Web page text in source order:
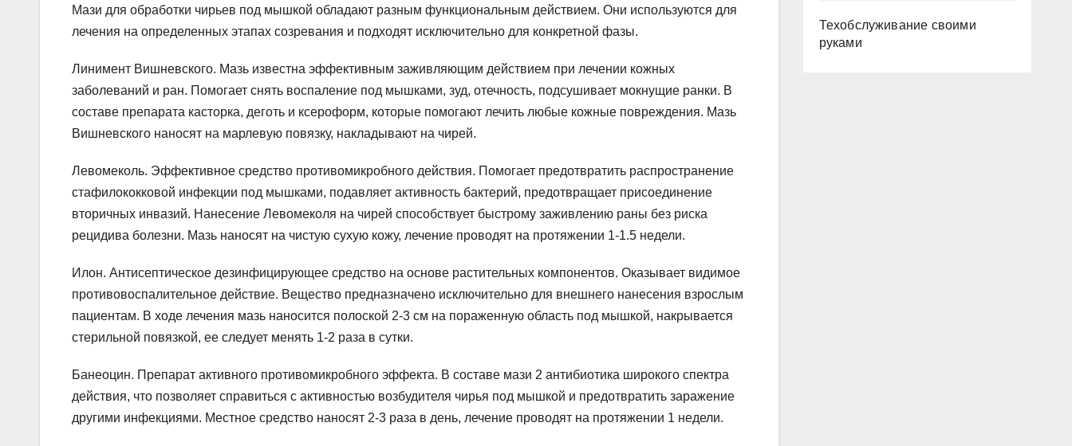
Мази для обработки чирьев под мышкой обладают разным функциональным действием. Они используются для
лечения на определенных этапах созревания и подходят исключительно для конкретной фазы.
Линимент Вишневского. Мазь известна эффективным заживляющим действием при лечении кожных
заболеваний и ран. Помогает снять воспаление под мышками, зуд, отечность, подсушивает мокнущие ранки. В
составе препарата касторка, деготь и ксероформ, которые помогают лечить любые кожные повреждения. Мазь
Вишневского наносят на марлевую повязку, накладывают на чирей.
Левомеколь. Эффективное средство противомикробного действия. Помогает предотвратить распространение
стафилококковой инфекции под мышками, подавляет активность бактерий, предотвращает присоединение
вторичных инвазий. Нанесение Левомеколя на чирей способствует быстрому заживлению раны без риска
рецидива болезни. Мазь наносят на чистую сухую кожу, лечение проводят на протяжении 1-1.5 недели.
Илон. Антисептическое дезинфицирующее средство на основе растительных компонентов. Оказывает видимое
противовоспалительное действие. Вещество предназначено исключительно для внешнего нанесения взрослым
пациентам. В ходе лечения мазь наносится полоской 2-3 см на пораженную область под мышкой, накрывается
стерильной повязкой, ее следует менять 1-2 раза в сутки.
Банеоцин. Препарат активного противомикробного эффекта. В составе мази 2 антибиотика широкого спектра
действия, что позволяет справиться с активностью возбудителя чирья под мышкой и предотвратить заражение
другими инфекциями. Местное средство наносят 2-3 раза в день, лечение проводят на протяжении 1 недели.
Техобслуживание своими
руками